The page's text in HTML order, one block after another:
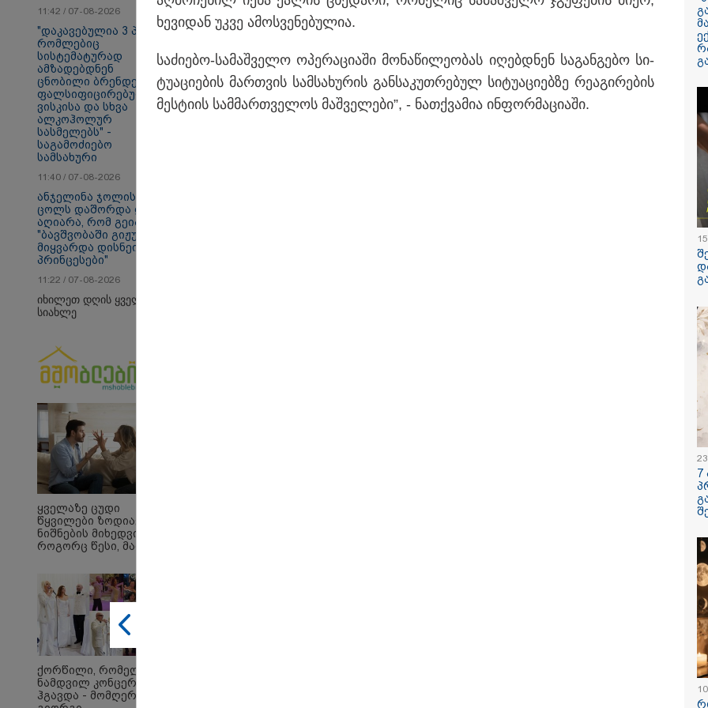
840.80 ლარიდან
1540.90 ლარიდან
1283.80 ლარიდან
თბილისი -
ლარიდან
რუსეთმა ვერ
ვერცერთ
მიზანს" - რას
სააკაშვილი
09:00 / 07-08-
18 წელი
ომიდან -
16:14 / 06-08-
"დღეს
ახალი
მოძრაობს,
დრო იყო
ახლა
11:42 / 07-08-2026
"დაკავებულია 3 პირი,
რომლებიც
სისტემატურად
ამზადებდნენ
ცნობილი ბრენდების
ფალსიფიცირებულ
ვისკისა და სხვა
ალკოჰოლურ
სასმელებს" -
საგამოძიებო
სამსახური
11:40 / 07-08-2026
ანჯელინა ჯოლის ძმა
ცოლს დაშორდა და
აღიარა, რომ გეია -
"ბავშვობაში გიჟურად
მიყვარდა დისნეის
პრინცესები"
11:22 / 07-08-2026
იხილეთ დღის ყველა
სიახლე
ყველაზე ცუდი
წყვილები ზოდიაქოს
ნიშნების მიხედვით -
როგორც წესი, მათ არ
ურთიერთობა
ქორწილი, რომელიც
ნამდვილ კონცერტს
ჰგავდა - მომღერალი
ხე­ვი­დან უკვე ამოს­ვე­ნე­ბუ­ლია.
სა­ძი­ე­ბო-სა­მაშ­ვე­ლო ოპე­რა­ცი­ა­ში მო­ნა­წი­ლე­ო­ბას იღებ­დნენ სა­გან­გე­ბო სი­
ტუ­ა­ცი­ე­ბის მარ­თვის სამ­სა­ხუ­რის გან­სა­კუთ­რე­ბულ სი­ტუ­ა­ცი­ებ­ზე რე­ა­გი­რე­ბის
მეს­ტი­ის სამ­მარ­თვე­ლოს მაშ­ვე­ლე­ბი”, - ნათ­ქვა­მია ინ­ფორ­მა­ცი­ა­ში.
7